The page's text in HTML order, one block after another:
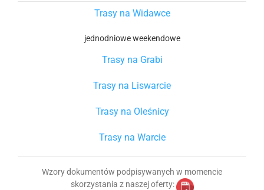
Trasy na Widawce
jednodniowe weekendowe
Trasy na Grabi
Trasy na Liswarcie
Trasy na Oleśnicy
Trasy na Warcie
Wzory dokumentów podpisywanych w momencie
skorzystania z naszej oferty: